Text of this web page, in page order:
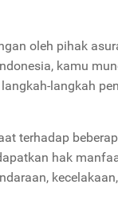
oleh pihak
kamu
langkah
terhadap
hak